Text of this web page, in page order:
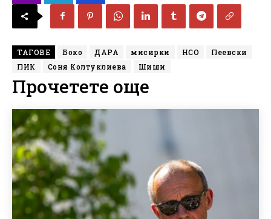
ТАГОВЕ Боко ДАРА мисирки НСО
Пеевски
ПИК
Соня Колтуклиева Шиши
Прочетете още